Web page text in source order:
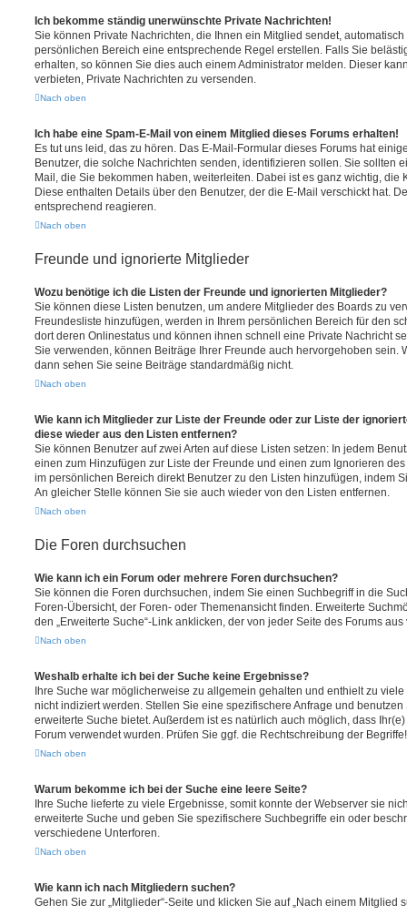
Ich bekomme ständig unerwünschte Private Nachrichten!
Sie können Private Nachrichten, die Ihnen ein Mitglied sendet,
persönlichen Bereich eine entsprechende Regel erstellen. Falls Sie
erhalten, so können Sie dies auch einem Administrator melden. Dieser
verbieten, Private Nachrichten zu versenden.
Nach oben
Ich habe eine Spam-E-Mail von einem Mitglied dieses Forums erhalten!
Es tut uns leid, das zu hören. Das E-Mail-Formular dieses Forums hat
Benutzer, die solche Nachrichten senden, identifizieren sollen. Sie sollten
Mail, die Sie bekommen haben, weiterleiten. Dabei ist es ganz wichtig, die
Diese enthalten Details über den Benutzer, der die E-Mail verschickt hat.
entsprechend reagieren.
Nach oben
Freunde und ignorierte Mitglieder
Wozu benötige ich die Listen der Freunde und ignorierten Mitglieder?
Sie können diese Listen benutzen, um andere Mitglieder des Boards zu
Freundesliste hinzufügen, werden in Ihrem persönlichen Bereich für den
dort deren Onlinestatus und können ihnen schnell eine Private Nachricht
Sie verwenden, können Beiträge Ihrer Freunde auch hervorgehoben sein.
dann sehen Sie seine Beiträge standardmäßig nicht.
Nach oben
Wie kann ich Mitglieder zur Liste der Freunde oder zur Liste der
diese wieder aus den Listen entfernen?
Sie können Benutzer auf zwei Arten auf diese Listen setzen: In jedem
einen zum Hinzufügen zur Liste der Freunde und einen zum Ignorieren
im persönlichen Bereich direkt Benutzer zu den Listen hinzufügen, indem
An gleicher Stelle können Sie sie auch wieder von den Listen entfernen.
Nach oben
Die Foren durchsuchen
Wie kann ich ein Forum oder mehrere Foren durchsuchen?
Sie können die Foren durchsuchen, indem Sie einen Suchbegriff in die
Foren-Übersicht, der Foren- oder Themenansicht finden. Erweiterte
den „Erweiterte Suche“-Link anklicken, der von jeder Seite des Forums aus
Nach oben
Weshalb erhalte ich bei der Suche keine Ergebnisse?
Ihre Suche war möglicherweise zu allgemein gehalten und enthielt zu
nicht indiziert werden. Stellen Sie eine spezifischere Anfrage und
erweiterte Suche bietet. Außerdem ist es natürlich auch möglich, dass
Forum verwendet wurden. Prüfen Sie ggf. die Rechtschreibung der Begriffe!
Nach oben
Warum bekomme ich bei der Suche eine leere Seite?
Ihre Suche lieferte zu viele Ergebnisse, somit konnte der Webserver sie
erweiterte Suche und geben Sie spezifischere Suchbegriffe ein oder
verschiedene Unterforen.
Nach oben
Wie kann ich nach Mitgliedern suchen?
Gehen Sie zur „Mitglieder“-Seite und klicken Sie auf „Nach einem Mitglied